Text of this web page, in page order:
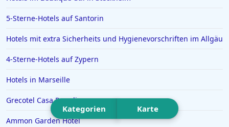
Hotels in Bad Homburg vor der Höhe
Hotels in Neuss
Hotels in Ägypten
Hotels in Varadero
Hotels in der Toskana
Kategorien Karte
5-Sterne-Hotels auf Santorin
Hotels mit extra Sicherheits und Hygienevorschriften im Allgäu
4-Sterne-Hotels auf Zypern
Hotels in Marseille
Grecotel Casa Paradiso
Ammon Garden Hotel